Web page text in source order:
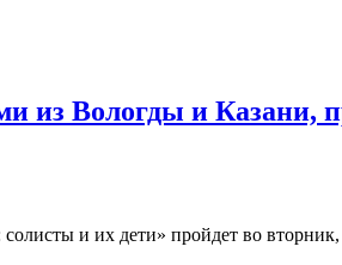
из Вологды и Казани,
и их дети» пройдет во вторник,